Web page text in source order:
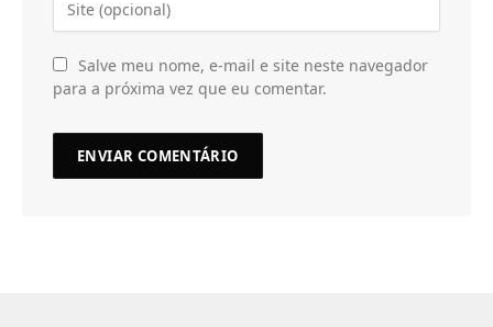
Salve meu nome, e-mail e site neste navegador
para a próxima vez que eu comentar.